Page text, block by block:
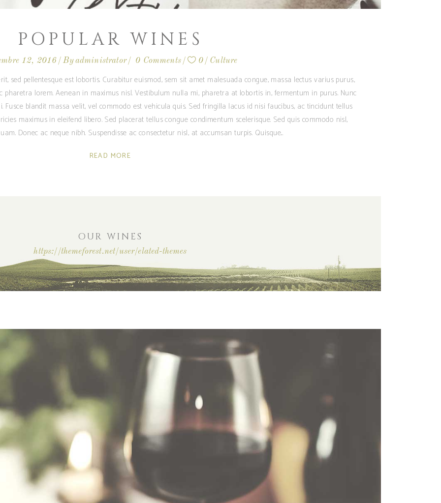
POPULAR WINES
12, 2016 Byadministrator 0 Comments 0 Culture
sed pellentesque est lobortis. Curabitur euismod, sem sit amet malesuada congue, massa lectus varius purus,
lorem. Aenean in maximus nisl. Vestibulum nulla mi, pharetra at lobortis in, fermentum in purus. Nunc
blandit massa velit, vel commodo est vehicula quis. Sed fringilla lacus id nisi faucibus, ac tincidunt tellus
maximus in eleifend libero. Sed placerat tellus congue condimentum scelerisque. Sed quis commodo nisl,
Donec ac neque nibh. Suspendisse ac consectetur nisl, at accumsan turpis. Quisque
READ MORE
OUR WINES
https://themeforest.net/user/elated-themes